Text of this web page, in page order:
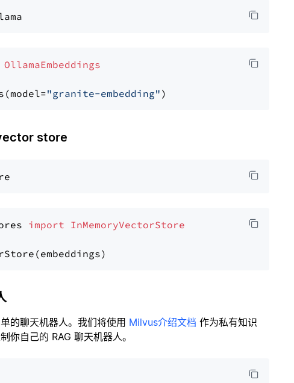
OllamaEmbeddings
"granite-embedding"
store
import InMemoryVectorStore
的聊天机器人。我们将使用 Milvus介绍文档 作为私有知识
你自己的 RAG 聊天机器人。